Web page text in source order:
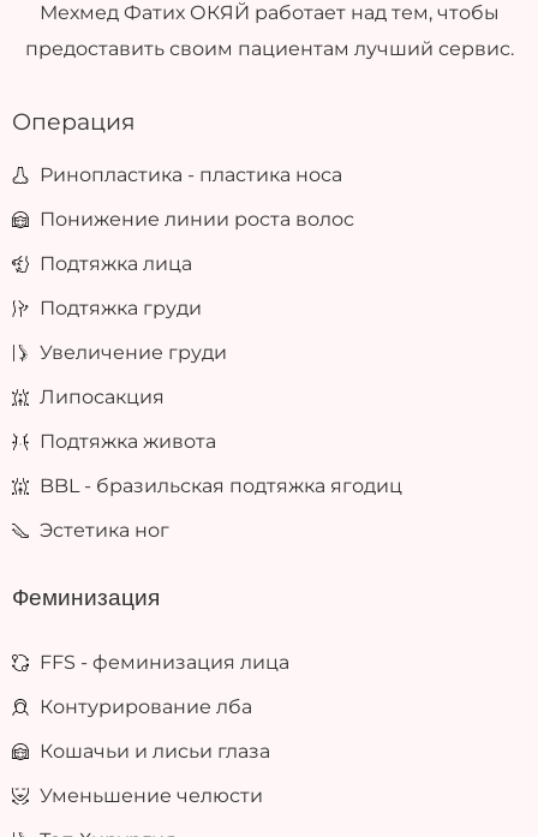
Мехмед Фатих ОКЯЙ работает над тем, чтобы
предоставить своим пациентам лучший сервис.
Операция
Ринопластика - пластика носа
Понижение линии роста волос
Подтяжка лица
Подтяжка груди
Увеличение груди
Липосакция
Подтяжка живота
BBL - бразильская подтяжка ягодиц
Эстетика ног
Феминизация
FFS - феминизация лица
Контурирование лба
Кошачьи и лисьи глаза
Уменьшение челюсти